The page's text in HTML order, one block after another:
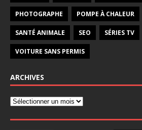
PHOTOGRAPHE POMPE À CHALEUR
SANTÉ ANIMALE SEO SÉRIES TV
VOITURE SANS PERMIS
ARCHIVES